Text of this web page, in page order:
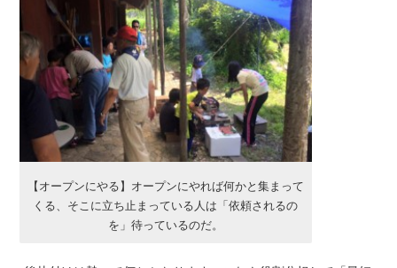
【オープンにやる】オープンにやれば何かと集まって
くる、そこに立ち止まっている人は「依頼されるの
を」待っているのだ。